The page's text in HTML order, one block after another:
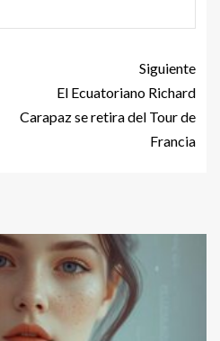
Siguiente
El Ecuatoriano Richard
Carapaz se retira del Tour de
Francia